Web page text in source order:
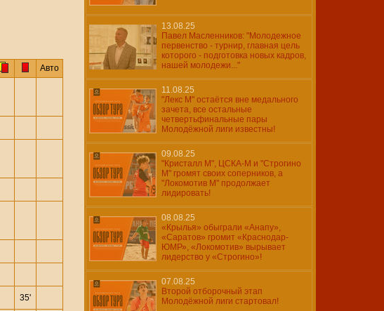
Авто
35'
13.08.25
Павел Масленников: "Молодежное
первенство - турнир, главная цель
которого - подготовка новых кадров,
нашей молодежи..."
11.08.25
"Лекс М" остаётся вне медального
зачета, все остальные
четвертьфинальные пары
Молодёжной лиги известны!
09.08.25
"Кристалл М", ЦСКА-М и "Строгино
М" громят своих соперников, а
"Локомотив М" продолжает
лидировать!
08.08.25
«Крылья» обыграли «Анапу»,
«Саратов» громит «Краснодар-
ЮМР», «Локомотив» вырывает
лидерство у «Строгино»!
07.08.25
Второй отборочный этап
Молодёжной лиги стартовал!